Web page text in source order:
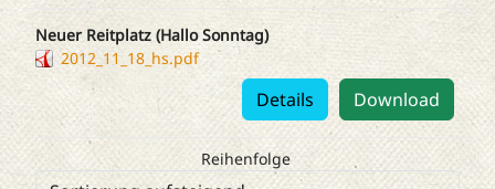
Neuer Reitplatz (Hallo Sonntag)
2012_11_18_hs.pdf
Download
Details
Reihenfolge